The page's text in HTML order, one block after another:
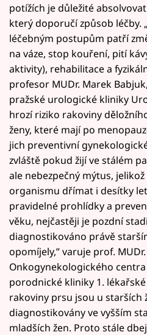
potížích je důležité
který doporučí způsob léčby.
léčebným postupům patří
na váze, stop kouření, pití
aktivity), rehabilitace a
profesor MUDr. Marek
pražské urologické kliniky
hrozí riziko rakoviny
ženy, které mají po
jich preventivní
zvláště pokud žijí ve stálém
ale nebezpečný mýtus,
organismu dřímat i desítky
pravidelné prohlídky a
věku, nejčastěji je pozdní
diagnostikováno právě
opomíjely,” varuje prof. MUDr.
Onkogynekologického
porodnické kliniky 1.
rakoviny prsu jsou u starších
diagnostikovány ve vyšším
mladších žen. Proto stále